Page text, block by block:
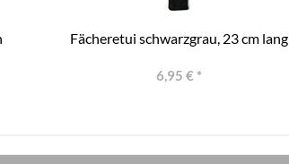
Fächeretui schwarzgrau, 23 cm lang
6,95 € *